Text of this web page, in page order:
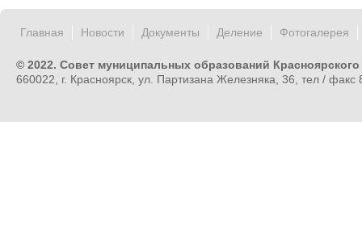
Главная Новости Документы Деление Фотогалерея
© 2022. Совет муниципальных образований Красноярского
660022, г. Красноярск, ул. Партизана Железняка, 36, тел /